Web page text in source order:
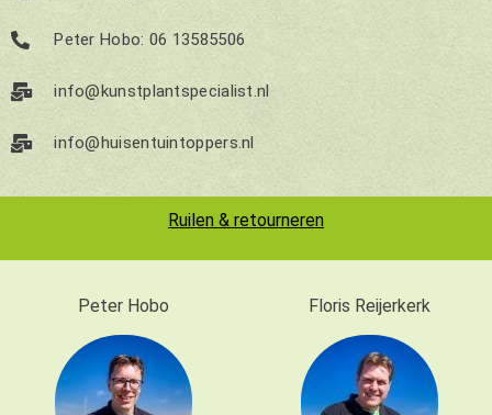
Peter Hobo: 06 13585506
info@kunstplantspecialist.nl
info@huisentuintoppers.nl
Ruilen & retourneren
Peter Hobo Floris Reijerkerk